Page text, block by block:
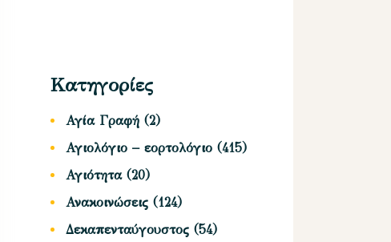
Κατηγορίες
Αγία Γραφή (2)
Αγιολόγιο – εορτολόγιο (415)
Αγιότητα(20)
Ανακοινώσεις (124)
Δεκαπενταύγουστος (54)